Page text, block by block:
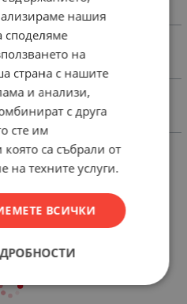
нашия
споделяме
на
страна с нашите
и анализи,
с друга
сте им
са събрали от
на техните услуги.
ВСИЧКИ